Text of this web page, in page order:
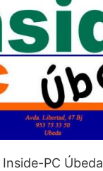
Inside-PC Úbeda